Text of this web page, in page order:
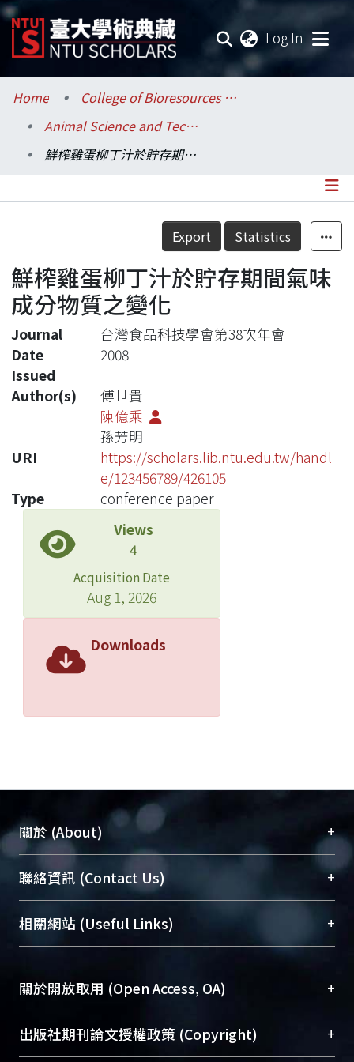
Log In
Communities & Collections
Research Outputs
Statistics
Home
College of Bioresources and Agriculture / 生物資源暨農學院
Animal Science and Technology / 動物科學技術學系
鮮榨雞蛋柳丁汁於貯存期間氣味成分物質之變化
Details
Export Statistics
鮮榨雞蛋柳丁汁於貯存期間氣味
成分物質之變化
Journal
台灣食品科技學會第38次年會
Date
Issued
2008
Author(s)
傅世貴
陳億乘
孫芳明
URI
https://scholars.lib.ntu.edu.tw/handl
e/123456789/426105
Type
conference paper
Views
4
Acquisition Date
Aug 1, 2026
Downloads
關於 (About) +
臺大位居世界頂尖大學之列，為永久珍藏及向國際
展現本校豐碩的研究成果及學術能量，圖書館整合
機構典藏（NTUR）與學術庫（AH）不同功能平
台，成為臺大學術典藏NTU scholars。期能整合研
究能量、促進交流合作、保存學術產出、推廣研究
成果。
To permanently archive and promote researcher
profiles and scholarly works, Library integrates the
services of “NTU Repository” with “Academic
聯絡資訊 (Contact Us) +
總館學科館員(Main Library)
醫學圖書館學科館員(Medical Library)
(Social
Sciences Library)
相關網站 (Useful Links) +
關於開放取用 (Open Access, OA) +
開放取用是從使用者角度提升資訊取用性的社會運
動，應用在學術研究上是透過將研究著作公開供使
出版社期刊論文授權政策 (Copyright) +